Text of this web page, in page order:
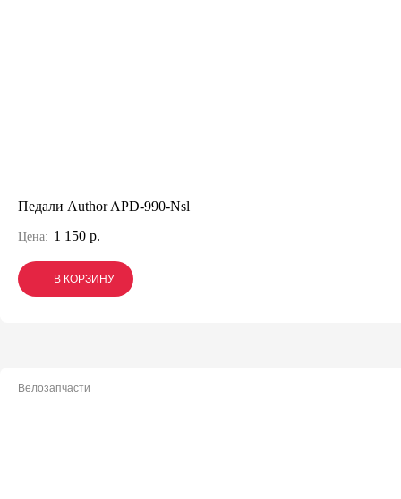
Педали Author APD-990-Nsl
Цена: 1 150 р.
В КОРЗИНУ
В КОРЗИНУ
В КОРЗИНУ
Велозапчасти